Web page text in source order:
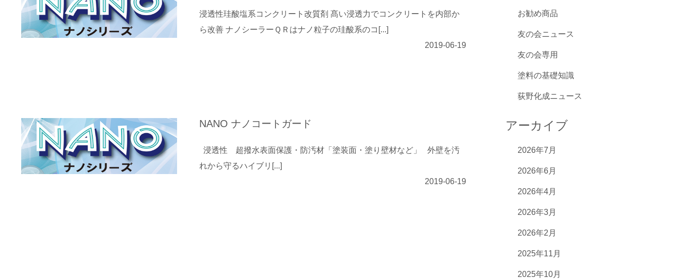
浸透性珪酸塩系コンクリート改質剤 髙い浸透力でコンクリートを内部か
ら改善 ナノシーラーＱＲはナノ粒子の珪酸系のコ[...]
2019-06-19
NANO ナノコートガード
浸透性 超撥水表面保護・防汚材「塗装面・塗り壁材など」 外壁を汚
れから守るハイブリ[...]
2019-06-19
お勧め商品
友の会ニュース
友の会専用
塗料の基礎知識
荻野化成ニュース
アーカイブ
2026年7月
2026年6月
2026年4月
2026年3月
2026年2月
2025年11月
2025年10月